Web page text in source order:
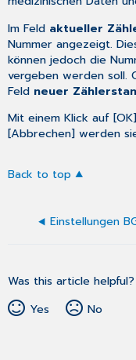
Im Feld aktueller
Nummer angezeigt.
können jedoch die
vergeben werden soll.
Feld neuer
Mit einem Klick auf
[Abbrechen] werden
Back to top
Was this article helpful?
Yes
No